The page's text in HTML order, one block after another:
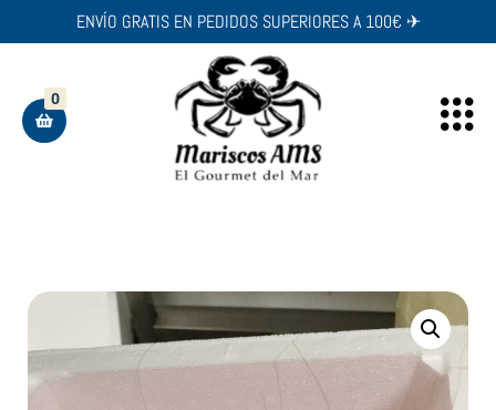
ENVÍO GRATIS EN PEDIDOS SUPERIORES A 100€ ✈︎
0